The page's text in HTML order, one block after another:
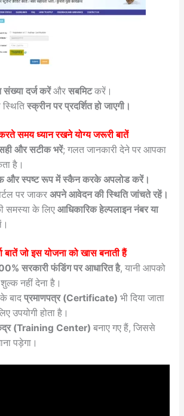
दर्ज करेंऔर सबमिटकरें।
स्क्रीन पर प्रदर्शित हो जाएगी।
समय ध्यान रखने योग्य जरूरी बातें
और सटीक भरें; गलत जानकारी देने पर आपका
है।
और स्पष्ट रूप में स्कैन करके अपलोड करें।
पर जाकर अपने आवेदन की स्थिति जांचते रहें।
समस्या के लिए आधिकारिक हेल्पलाइन नंबर या
बातें जो इस योजना को खास बनाती हैं
सरकारी फंडिंग पर आधारित है, यानी आपको
नहीं देना है।
बाद प्रमाणपत्र (Certificate) भी दिया जाता
उपयोगी होता है।
(Training Center) बनाए गए हैं, जिससे
पड़ेगा।